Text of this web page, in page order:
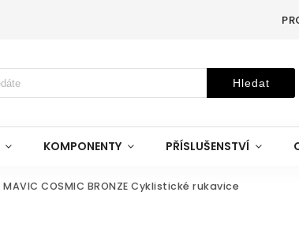
Hledat
KOMPONENTY PŘÍSLUŠENSTVÍ
MAVIC COSMIC BRONZE Cyklistické rukavice